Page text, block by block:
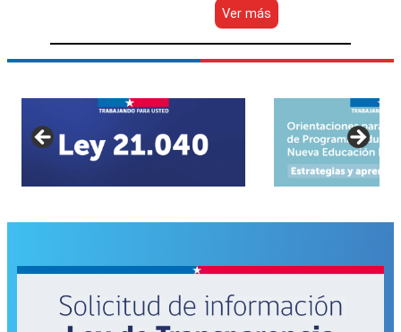
Ver más
Mineduc
difunde
los
Nueva
Educación
Pública